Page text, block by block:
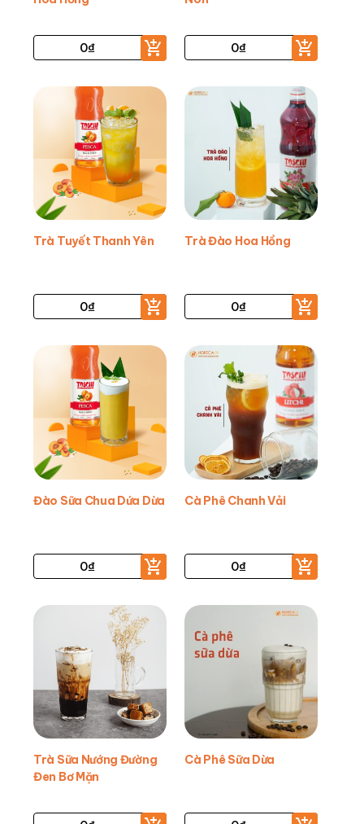
0₫ 0₫
Trà Tuyết Thanh Yên
0₫
Trà Đào Hoa Hồng
0₫
Đào Sữa Chua Dứa Dừa
0₫
Cà Phê Chanh Vải
0₫
Trà Sữa Nướng Đường
Đen Bơ Mặn
Cà Phê Sữa Dừa